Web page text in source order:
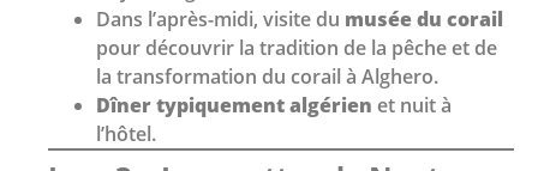
Dans l’après-midi, visite du musée du corail
pour découvrir la tradition de la pêche et de
la transformation du corail à Alghero.
Dîner typiquement algérien et nuit à
l’hôtel.